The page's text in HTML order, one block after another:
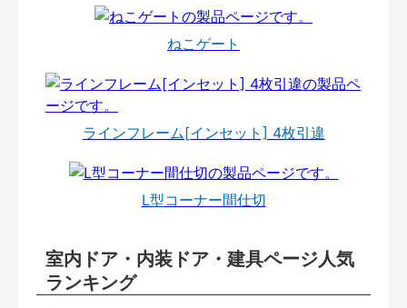
ねこゲート
ラインフレーム[インセット] 4枚引違
L型コーナー間仕切
室内ドア・内装ドア・建具ページ人気
ランキング